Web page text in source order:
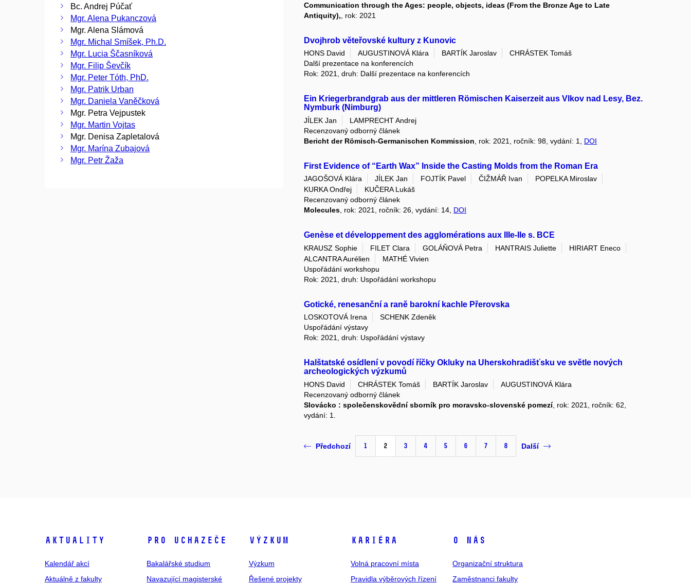
Bc. Andrej Púčať
Mgr. Alena Pukanczová
Mgr. Alena Slámová
Mgr. Michal Smíšek, Ph.D.
Mgr. Lucia Ščasníková
Mgr. Filip Ševčík
Mgr. Peter Tóth, PhD.
Mgr. Patrik Urban
Mgr. Daniela Vaněčková
Mgr. Petra Vejpustek
Mgr. Martin Vojtas
Mgr. Denisa Zapletalová
Mgr. Marína Zubajová
Mgr. Petr Žaža
Communication through the Ages: people, objects, ideas (From the Bronze Age to Late
Antiquity), , rok: 2021
Dvojhrob věteřovské kultury z Kunovic
HONS David AUGUSTINOVÁ Klára BARTÍK Jaroslav
CHRÁSTEK Tomáš
Další prezentace na konferencích
Rok: 2021, druh: Další prezentace na konferencích
Ein Kriegerbrandgrab aus der mittleren Römischen Kaiserzeit aus Vlkov nad Lesy, Bez.
Nymburk (Nimburg)
JÍLEK Jan
LAMPRECHT Andrej
Recenzovaný odborný článek
Bericht der Römisch-Germanischen Kommission , rok: 2021, ročník: 98, vydání: 1, DOI
First Evidence of “Earth Wax” Inside the Casting Molds from the Roman Era
JAGOŠOVÁ Klára JÍLEK Jan FOJTÍK Pavel ČIŽMÁŘ Ivan
POPELKA Miroslav
KURKA Ondřej
KUČERA Lukáš
Recenzovaný odborný článek
Molecules, rok: 2021, ročník: 26, vydání: 14, DOI
Genèse et développement des agglomérations aux IIIe-IIe s. BCE
KRAUSZ Sophie FILET Clara GOLÁŇOVÁ Petra HANTRAIS Juliette
HIRIART Eneco
ALCANTRA Aurélien
MATHÉ Vivien
Uspořádání workshopu
Rok: 2021, druh: Uspořádání workshopu
Gotické, renesanční a raně barokní kachle Přerovska
LOSKOTOVÁ Irena
SCHENK Zdeněk
Uspořádání výstavy
Rok: 2021, druh: Uspořádání výstavy
Halštatské osídlení v povodí říčky Okluky na Uherskohradišťsku ve světle nových
archeologických výzkumů
HONS David CHRÁSTEK Tomáš BARTÍK Jaroslav
AUGUSTINOVÁ Klára
Recenzovaný odborný článek
Slovácko : společenskovědní sborník pro moravsko-slovenské pomezí, rok: 2021, ročník: 62,
vydání: 1.
Předchozí 1 2 3 4 5 6 7 8 Další
Aktuality
Kalendář akcí
Aktuálně z fakulty
Pro uchazeče
Bakalářské studium
Navazující magisterské
Výzkum
Výzkum
Řešené projekty
Kariéra
Volná pracovní místa
Pravidla výběrových řízení
O nás
Organizační struktura
Zaměstnanci fakulty